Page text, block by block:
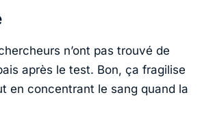
n’ont pas trouvé de
après le test. Bon, ça fragilise
en concentrant le sang quand la